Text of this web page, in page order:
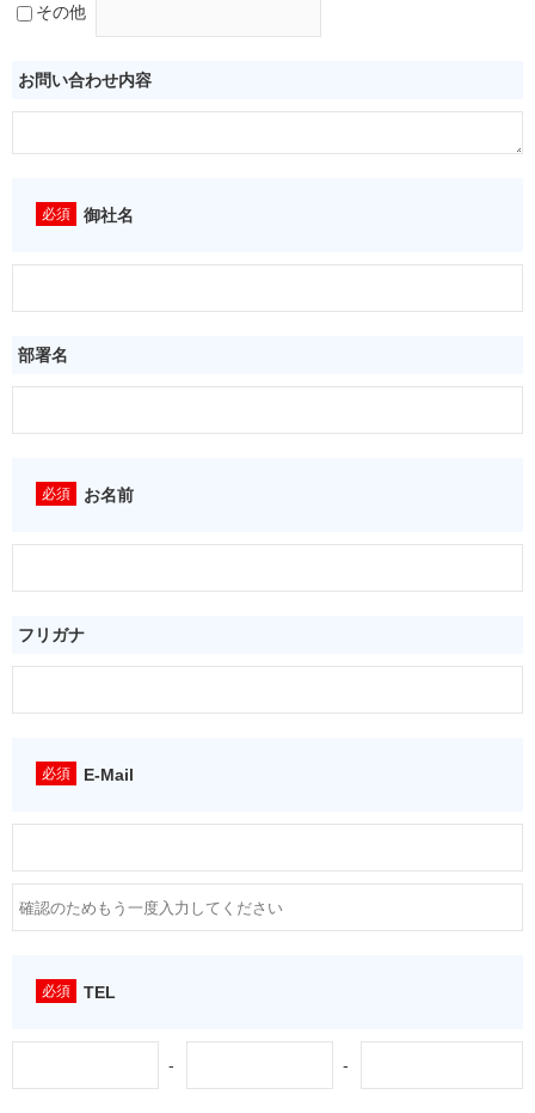
その他
お問い合わせ内容
御社名
部署名
お名前
フリガナ
E-Mail
TEL
- -